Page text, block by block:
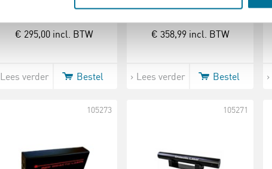
€ 295,00 incl. BTW
Lees verder Bestel
€ 358,99 incl. BTW
Lees verder Bestel
105273 105271